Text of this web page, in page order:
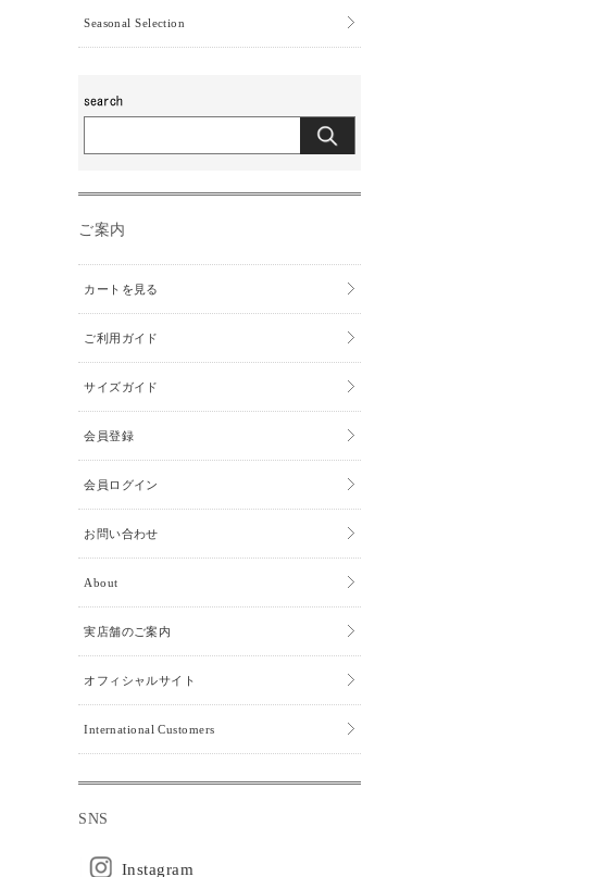
Seasonal Selection
ご案内
カートを見る
ご利用ガイド
サイズガイド
会員登録
会員ログイン
お問い合わせ
About
実店舗のご案内
オフィシャルサイト
International Customers
SNS
Instagram